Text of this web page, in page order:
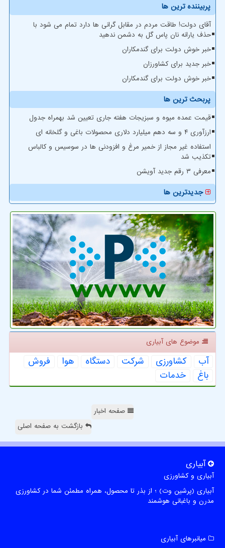
پربیننده ترین ها
آقای دولت! طاقت مردم در مقابل گرانی ها دارد تمام می شود با
حذف یارانه نان پاس گل به دشمن ندهید
خبر خوش دولت برای گندمکاران
خبر جدید برای کشاورزان
خبر خوش دولت برای گندمکاران
پربحث ترین ها
قیمت عمده میوه و سبزیجات هفته جاری تعیین شد بهمراه جدول
ارزآوری ۴ و سه دهم میلیارد دلاری محصولات باغی و گلخانه ای
استفاده غیر مجاز از خمیر مرغ و افزودنی ها در سوسیس و کالباس
تکذیب شد
معرفی ۳ رقم جدید آویشن
جدیدترین ها
موضوع های آبیاری
آب كشاورزی شركت دستگاه هوا
فروش
باغ
خدمات
صفحه اخبار
بازگشت به صفحه اصلی
آبیاری
آبیاری و کشاورزی
آبیاری (پرشین وت) ؛ از بذر تا محصول، همراه مطمئن شما در کشاورزی
مدرن و باغبانی هوشمند
میانبرهای آبیاری